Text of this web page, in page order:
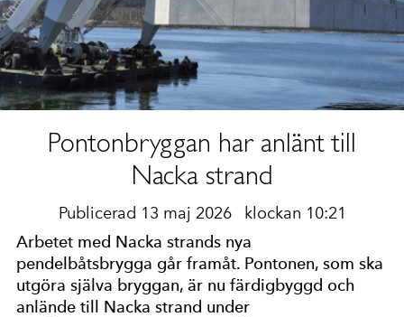
Pontonbryggan har anlänt till
Nacka strand
Publicerad 13 maj 2026 klockan 10:21
Arbetet med Nacka strands nya
pendelbåtsbrygga går framåt. Pontonen, som ska
utgöra själva bryggan, är nu färdigbyggd och
anlände till Nacka strand under